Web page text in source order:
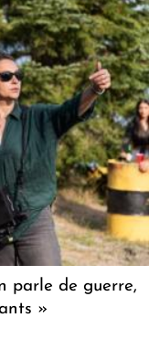
parle de guerre,
»